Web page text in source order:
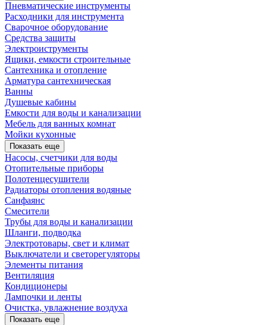
Пневматические инструменты
Расходники для инструмента
Сварочное оборудование
Средства защиты
Электроиструменты
Ящики, емкости строительные
Сантехника и отопление
Арматура сантехническая
Ванны
Душевые кабины
Емкости для воды и канализации
Мебель для ванных комнат
Мойки кухонные
Показать еще
Насосы, счетчики для воды
Отопительные приборы
Полотенцесушители
Радиаторы отопления водяные
Санфаянс
Смесители
Трубы для воды и канализации
Шланги, подводка
Электротовары, свет и климат
Выключатели и светорегуляторы
Элементы питания
Вентиляция
Кондиционеры
Лампочки и ленты
Очистка, увлажнение воздуха
Показать еще